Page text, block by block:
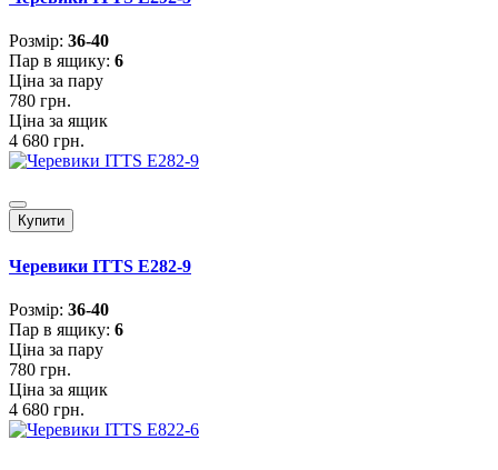
Розмiр: 36-40
Пар в ящику: 6
Ціна за пару
780 грн.
Ціна за ящик
4 680 грн.
Купити
Черевики ITTS E282-9
Розмiр: 36-40
Пар в ящику: 6
Ціна за пару
780 грн.
Ціна за ящик
4 680 грн.